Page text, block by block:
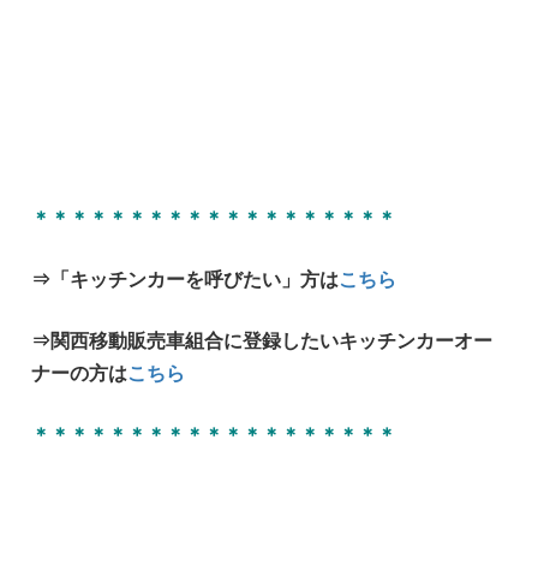
＊＊＊＊＊＊＊＊＊＊＊＊＊＊＊＊＊＊＊
⇒「キッチンカーを呼びたい」方はこちら
⇒関西移動販売車組合に登録したいキッチンカーオー
ナーの方はこちら
＊＊＊＊＊＊＊＊＊＊＊＊＊＊＊＊＊＊＊